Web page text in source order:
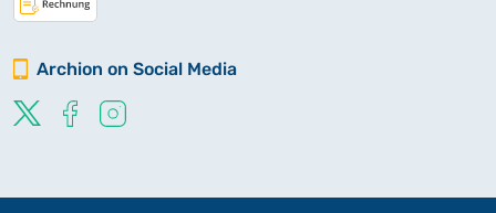
Archion on Social Media